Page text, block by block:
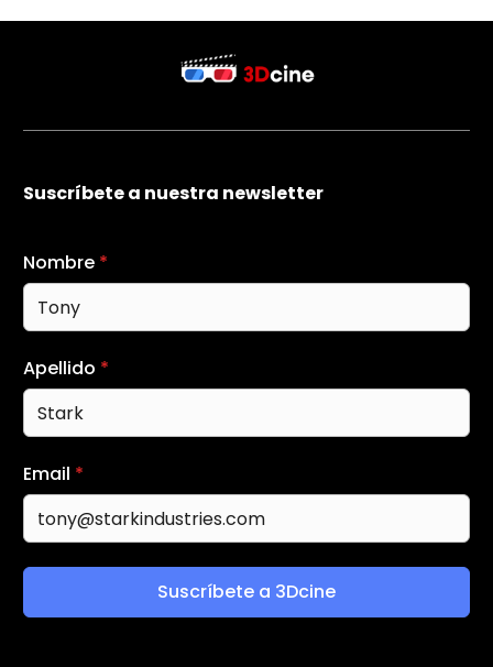
Suscríbete a nuestra newsletter
Nombre *
Apellido *
Email *
Suscríbete a 3Dcine